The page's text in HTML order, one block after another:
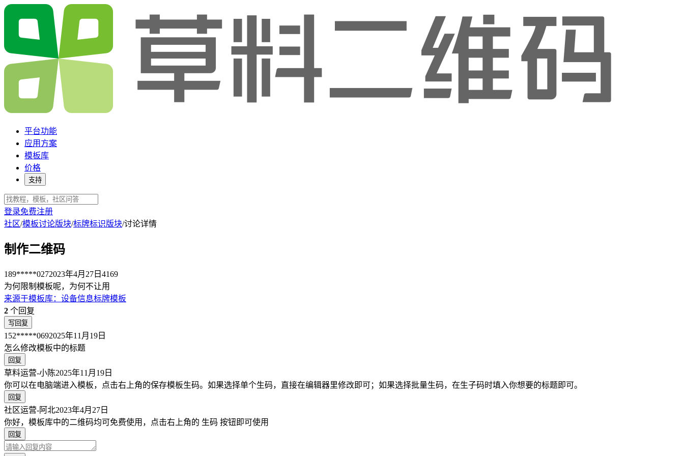
平台功能
应用方案
模板库
价格
支持
登录免费注册
社区/模板讨论版块/标牌标识版块/讨论详情
制作二维码
189*****0272023年4月27日 4169
为何限制模板呢，为何不让用
来源于模板库： 设备信息标牌模板
2 个回复
写回复
152*****0692025年11月19日
怎么修改模板中的标题
回复
草料运营-小陈2025年11月19日
你可以在电脑端进入模板，点击右上角的保存模板生码。如果选择单个生码，直接在编辑器里修改即可；如果选择批量生码，在生子码时填入你想要的标题即可。
回复
社区运营-阿北2023年4月27日
你好，模板库中的二维码均可免费使用，点击右上角的 生码 按钮即可使用
回复